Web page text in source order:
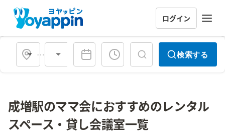
ログイン
会場タイプ 検索する
成増駅のママ会におすすめのレンタル
スペース・貸し会議室一覧